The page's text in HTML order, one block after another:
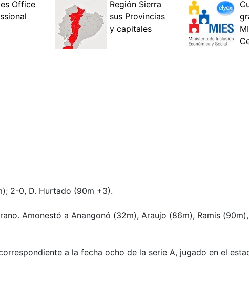
2-0, D. Hurtado (90m +3).
Amonestó a Anangonó (32m), Araujo (86m), Ramis
a la fecha ocho de la serie A, jugado en el